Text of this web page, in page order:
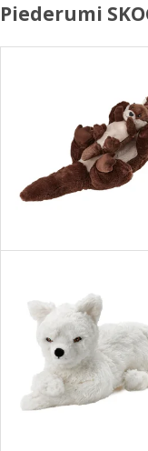
Piederumi